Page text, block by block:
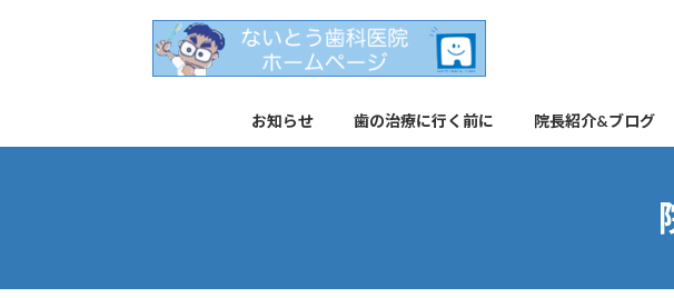
へ
ョ
お知らせ 歯の治療に行く前に 院長紹介&ブログ